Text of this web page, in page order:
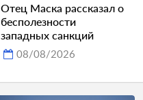
Отец Маска рассказал о
бесполезности
западных санкций
08/08/2026